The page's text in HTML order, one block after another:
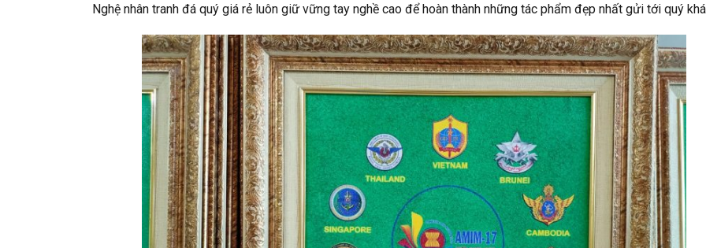
Nghệ nhân tranh đá quý giá rẻ luôn giữ vững tay nghề cao để hoàn thành những tác phẩm đẹp nhất gửi tới quý